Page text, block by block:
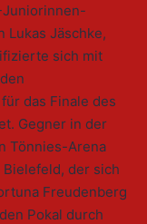
Lukas Jäschke,
sich mit
das Finale des
Gegner in der
Tönnies-Arena
der sich
Freudenberg
Pokal durch